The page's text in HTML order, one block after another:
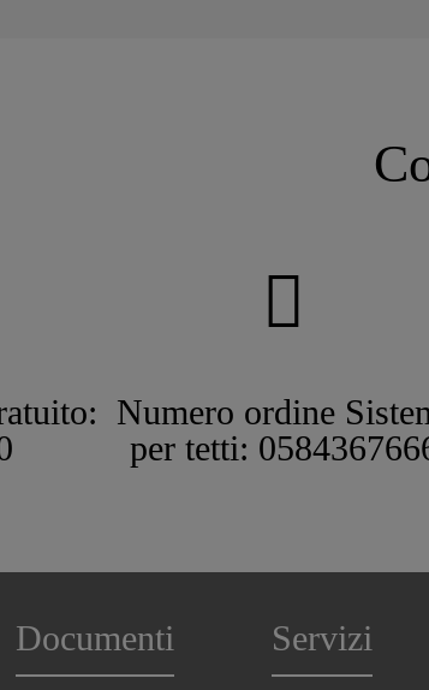
Numero ordine
per tetti:
Documenti Servizi